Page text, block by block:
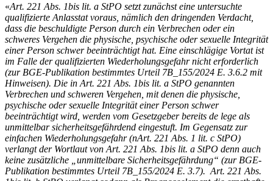
«Art. 221 Abs. 1bis lit. a StPO setzt zunächst eine untersuchte
qualifizierte Anlasstat voraus, nämlich den dringenden Verdacht,
dass die beschuldigte Person durch ein Verbrechen oder ein
schweres Vergehen die physische, psychische oder sexuelle Integrität
einer Person schwer beeinträchtigt hat. Eine einschlägige Vortat ist
im Falle der qualifizierten Wiederholungsgefahr nicht erforderlich
(zur BGE-Publikation bestimmtes Urteil 7B_155/2024 E. 3.6.2 mit
Hinweisen). Die in Art. 221 Abs. 1bis lit. a StPO genannten
Verbrechen und schweren Vergehen, mit denen die physische,
psychische oder sexuelle Integrität einer Person schwer
beeinträchtigt wird, werden vom Gesetzgeber bereits de lege als
unmittelbar sicherheitsgefährdend eingestuft. Im Gegensatz zur
einfachen Wiederholungsgefahr (nArt. 221 Abs. 1 lit. c StPO)
verlangt der Wortlaut von Art. 221 Abs. 1bis lit. a StPO denn auch
keine zusätzliche „unmittelbare Sicherheitsgefährdung“ (zur BGE-
Publikation bestimmtes Urteil 7B_155/2024 E. 3.7). Art. 221 Abs.